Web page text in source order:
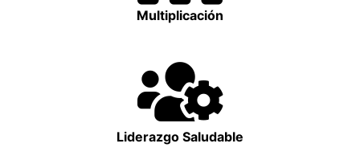
Multiplicación
Liderazgo Saludable